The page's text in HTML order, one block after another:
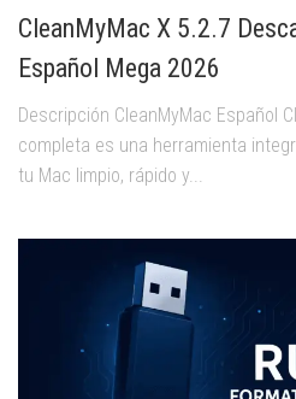
CleanMyMac X 5.2.7
Español Mega 2026
Descripción CleanMyMac Español
completa es una herramienta
tu Mac limpio, rápido y...